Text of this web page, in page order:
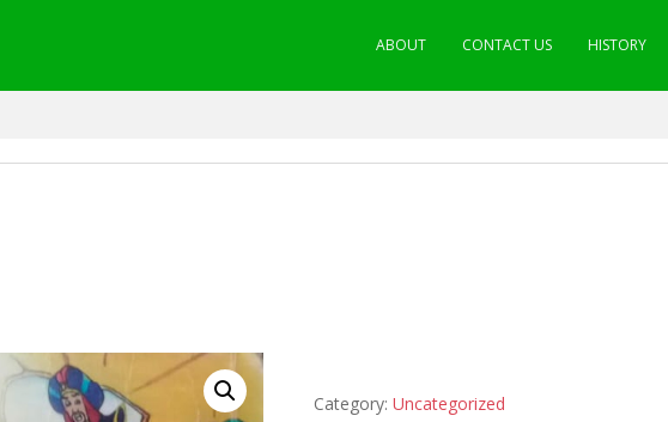
ABOUT CONTACT US HISTORY
Category: Uncategorized